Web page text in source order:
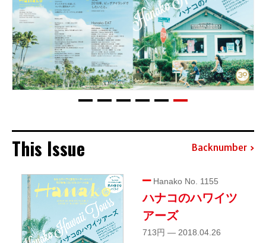
This Issue Backnumber
Hanako No. 1155
ハナコのハワイツ
アーズ
713円 — 2018.04.26